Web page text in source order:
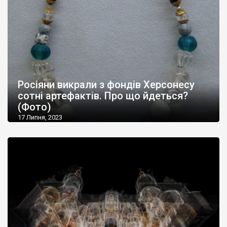
Росіяни викрали з фондів Херсонесу
сотні артефактів. Про що йдеться?
(Фото)
17 Липня, 2023